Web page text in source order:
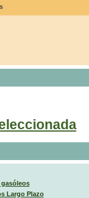
Largo Plazo